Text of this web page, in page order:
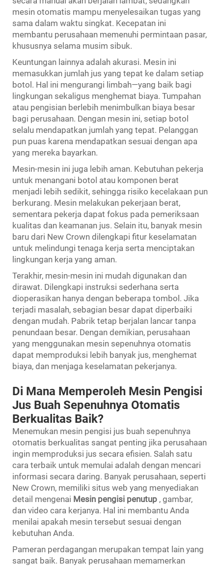
mesin otomatis mampu menyelesaikan tugas yang
sama dalam waktu singkat. Kecepatan ini
membantu perusahaan memenuhi permintaan pasar,
khususnya selama musim sibuk.
Keuntungan lainnya adalah akurasi. Mesin ini
memasukkan jumlah jus yang tepat ke dalam setiap
botol. Hal ini mengurangi limbah—yang baik bagi
lingkungan sekaligus menghemat biaya. Tumpahan
atau pengisian berlebih menimbulkan biaya besar
bagi perusahaan. Dengan mesin ini, setiap botol
selalu mendapatkan jumlah yang tepat. Pelanggan
pun puas karena mendapatkan sesuai dengan apa
yang mereka bayarkan.
Mesin-mesin ini juga lebih aman. Kebutuhan pekerja
untuk menangani botol atau komponen berat
menjadi lebih sedikit, sehingga risiko kecelakaan pun
berkurang. Mesin melakukan pekerjaan berat,
sementara pekerja dapat fokus pada pemeriksaan
kualitas dan keamanan jus. Selain itu, banyak mesin
baru dari New Crown dilengkapi fitur keselamatan
untuk melindungi tenaga kerja serta menciptakan
lingkungan kerja yang aman.
Terakhir, mesin-mesin ini mudah digunakan dan
dirawat. Dilengkapi instruksi sederhana serta
dioperasikan hanya dengan beberapa tombol. Jika
terjadi masalah, sebagian besar dapat diperbaiki
dengan mudah. Pabrik tetap berjalan lancar tanpa
penundaan besar. Dengan demikian, perusahaan
yang menggunakan mesin sepenuhnya otomatis
dapat memproduksi lebih banyak jus, menghemat
biaya, dan menjaga keselamatan pekerjanya.
Di Mana Memperoleh Mesin Pengisi
Jus Buah Sepenuhnya Otomatis
Berkualitas Baik?
Menemukan mesin pengisi jus buah sepenuhnya
otomatis berkualitas sangat penting jika perusahaan
ingin memproduksi jus secara efisien. Salah satu
cara terbaik untuk memulai adalah dengan mencari
informasi secara daring. Banyak perusahaan, seperti
New Crown, memiliki situs web yang menyediakan
detail mengenai Mesin pengisi penutup , gambar,
dan video cara kerjanya. Hal ini membantu Anda
menilai apakah mesin tersebut sesuai dengan
kebutuhan Anda.
Pameran perdagangan merupakan tempat lain yang
sangat baik. Banyak perusahaan memamerkan